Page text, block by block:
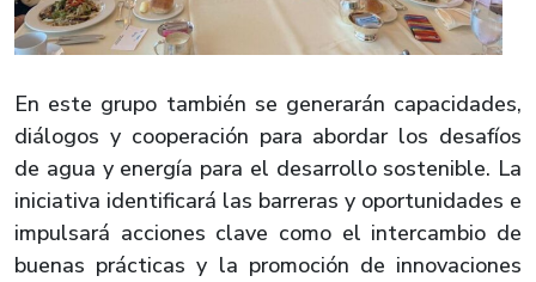
En este grupo también se generarán capacidades,
diálogos y cooperación para abordar los desafíos
de agua y energía para el desarrollo sostenible. La
iniciativa identificará las barreras y oportunidades e
impulsará acciones clave como el intercambio de
buenas prácticas y la promoción de innovaciones